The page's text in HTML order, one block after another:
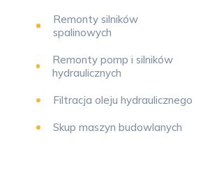
Remonty silników
spalinowych
Remonty pomp i silników
hydraulicznych
Filtracja oleju hydraulicznego
Skup maszyn budowlanych